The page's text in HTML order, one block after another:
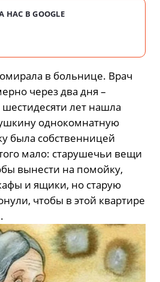
В GOOGLE
в больнице. Врач
через два дня –
лет нашла
однокомнатную
была собственницей
мало: старушечьи вещи
вынести на помойку,
и ящики, но старую
чтобы в этой квартире